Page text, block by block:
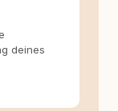
Österreich
seinen
–
guttut.
deines